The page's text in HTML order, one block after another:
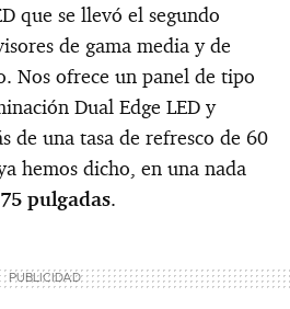
que se llevó el segundo
de gama media y de
Nos ofrece un panel de tipo
Dual Edge LED y
de una tasa de refresco de 60
hemos dicho, en una nada
75 pulgadas.